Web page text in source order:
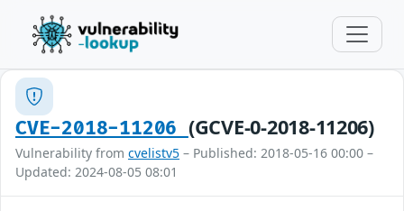
CVE-2018-11206 (GCVE-0-2018-11206)
Vulnerability from cvelistv5 – Published: 2018-05-16 00:00 –
Updated: 2024-08-05 08:01